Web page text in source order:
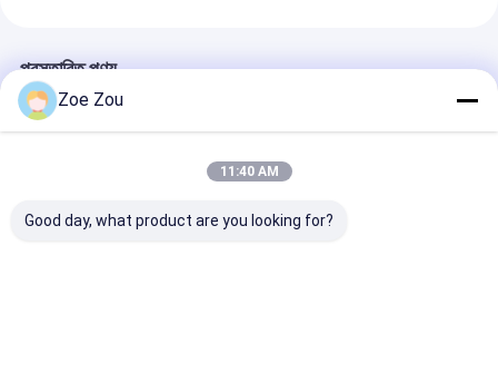
পরিবেশগত পরীক্ষা চেম্বার
MCB পরীক্ষার যন্ত্র
প্রস্তাবিত পণ্য
Zoe Zou
11:40 AM
Good day, what product are you looking for?